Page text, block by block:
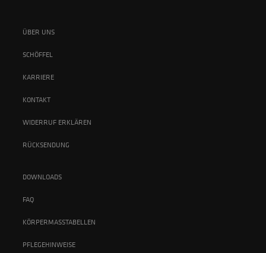
ÜBER UNS
SCHÖFFEL
KARRIERE
KONTAKT
WIDERRUF ERKLÄREN
RÜCKSENDUNG
DOWNLOADS
FAQ
KÖRPERMASSTABELLEN
PFLEGEHINWEISE